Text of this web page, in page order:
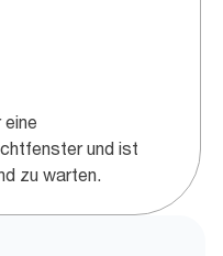
und ist
zu warten.